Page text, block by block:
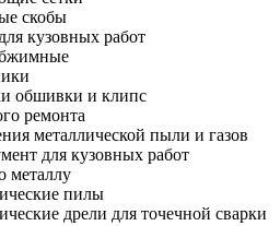
скобы
кузовных работ
обшивки и клипс
ремонта
металлической пыли и газов
для кузовных работ
металлу
пилы
дрели для точечной сварки